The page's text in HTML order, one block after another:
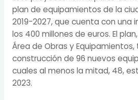
plan de equipamientos de la
2019-2027, que cuenta con una
los 400 millones de euros. El
Área de Obras y
construcción de 96 nuevos
cuales al menos la mitad, 48,
2023.